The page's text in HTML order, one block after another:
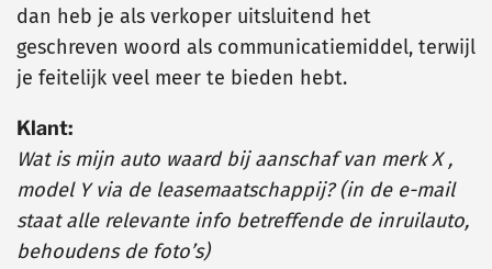
dan heb je als verkoper uitsluitend het
geschreven woord als communicatiemiddel, terwijl
je feitelijk veel meer te bieden hebt.
Klant:
Wat is mijn auto waard bij aanschaf van merk X ,
model Y via de leasemaatschappij? (in de e-mail
staat alle relevante info betreffende de inruilauto,
behoudens de foto’s)